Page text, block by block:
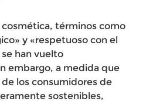
cosmética, términos como
y «respetuoso con el
han vuelto
embargo, a medida que
los consumidores de
sostenibles,